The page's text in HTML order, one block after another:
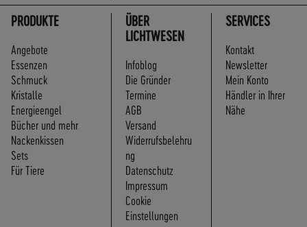
PRODUKTE
Angebote
Essenzen
Schmuck
Kristalle
Energieengel
Bücher und mehr
Nackenkissen
Sets
Für Tiere
ÜBER
LICHTWESEN
Infoblog
Die Gründer
Termine
AGB
Versand
Widerrufsbelehru
ng
Datenschutz
Impressum
Cookie
Einstellungen
SERVICES
Kontakt
Newsletter
Mein Konto
Händler in Ihrer
Nähe